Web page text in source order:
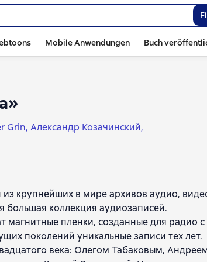
Mobile Anwendungen Buch
Grin Александр Козачинский
Dostojewski Charles Dickens
Олдридж Андрей Платонов
Борисович Чаковский Iwan Turgenew
John Priestley Francis Bret Harte Brüder Grimm
Rudyard Kipling
крупнейших в мире архивов аудио,
большая коллекция аудиозаписей.
пленки, созданные для радио с
поколений уникальные записи тех лет.
века: Олегом Табаковым,